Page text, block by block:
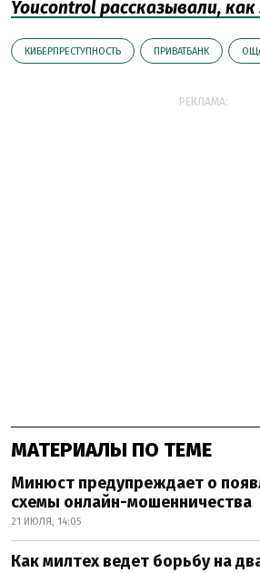
Youcontrol рассказывали,
КИБЕРПРЕСТУПНОСТЬ ПРИВАТБАНК
РЕКЛАМА:
МАТЕРИАЛЫ ПО ТЕМЕ
Минюст предупреждает о
схемы онлайн-мошенничества
21 ИЮЛЯ, 14:05
Как милтех ведет борьбу на